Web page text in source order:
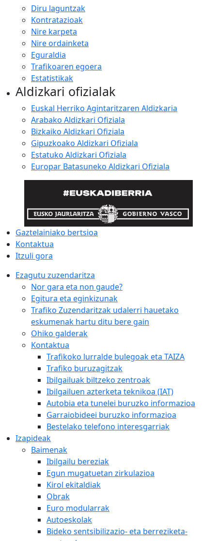
Diru laguntzak
Kontratazioak
Nire karpeta
Nire ordainketa
Eguraldia
Trafikoaren egoera
Estatistikak
Aldizkari ofizialak
Euskal Herriko Agintaritzaren Aldizkaria
Arabako Aldizkari Ofiziala
Bizkaiko Aldizkari Ofiziala
Gipuzkoako Aldizkari Ofiziala
Estatuko Aldizkari Ofiziala
Europar Batasuneko Aldizkari Ofiziala
Gaztelainiako bertsioa
Kontaktua
Itzuli gora
Ezagutu zuzendaritza
Nor gara eta non gaude?
Egitura eta eginkizunak
Trafiko Zuzendaritzak udalerri hauetako
eskumenak hartu ditu bere gain
Ohiko galderak
Kontaktua
Trafikoko lurralde bulegoak eta TAIZA
Trafiko buruzagitzak
Ibilgailuak biltzeko zentroak
Ibilgailuen azterketa teknikoa (IAT)
Autobia eta tunelei buruzko informazioa
Garraiobideei buruzko informazioa
Bestelako telefono interesgarriak
Izapideak
Baimenak
Ibilgailu bereziak
Egun mugatuetan zirkulazioa
Kirol ekitaldiak
Obrak
Euro modularrak
Autoeskolak
Bideko sentsibilizazio- eta berreziketa-